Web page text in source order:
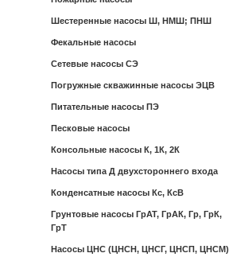
Шестеренные насосы Ш, НМШ; ПНШ
Фекальные насосы
Сетевые насосы СЭ
Погружные скважинные насосы ЭЦВ
Питательные насосы ПЭ
Песковые насосы
Консольные насосы К, 1К, 2К
Насосы типа Д двухстороннего входа
Конденсатные насосы Кс, КсВ
Грунтовые насосы ГрАТ, ГрАК, Гр, ГрК,
ГрТ
Насосы ЦНС (ЦНСН, ЦНСГ, ЦНСП, ЦНСМ)